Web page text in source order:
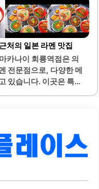
한 음료 메뉴가 마련되
부는 깔끔하고 세련된
간을 보낼 수 있는 공간
과 함께 식사를 즐길 수
친절한 사장님이 운영
제공합니다. 이곳은 혼
가족과 함께 오기에도
처의 일본 라멘 맛집
카나이 회룡역점은 의
전문점으로, 다양한 메
있습니다. 이곳은 특히
다.또한, 차슈는 부드
게 호평을 받고 있습니
비되어 있어 다양한 선
고 깔끔하게 유지되어
위 손님들도 편안하게
장님의 친절한 서비스